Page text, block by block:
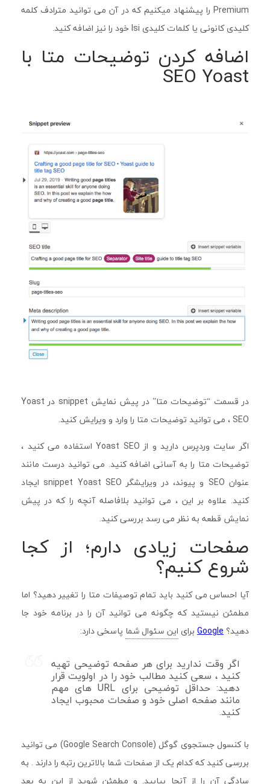
Premium را پیشنهاد میکنیم که در آن می توانید مترادف کلمه
کلیدی کانونی یا کلمات کلیدی lsi خود را نیز اضافه کنید.
اضافه کردن توضیحات متا با
SEO Yoast
در قسمت “توضیحات متا” در پیش نمایش snippet در Yoast
SEO ، می توانید توضیحات متا را وارد و ویرایش کنید.
اگر سایت وردپرس دارید و از Yoast SEO استفاده می کنید ،
توضیحات متا را به آسانی اضافه کنید. می توانید درست مانند
عنوان SEO و پیوند، در ویرایشگر snippet Yoast SEO ایجاد
کنید. علاوه بر این ، می توانید بلافاصله آنچه را که در پیش
نمایش قطعه به نظر می رسد بررسی کنید.
صفحات زیادی دارم؛ از کجا
شروع کنیم؟
آیا احساس می کنید باید تمام توصیفات متا را تغییر دهید؟ اما
مطمئن نیستید که چگونه می توانید آن را در برنامه خود جا
دهید؟ Google برای این سئوال شما پاسخی دارد:
اگر وقت ندارید برای هر صفحه توضیحی تهیه
کنید ، سعی کنید مطالب خود را در اولویت قرار
دهید: حداقل توضیحی برای URL های مهم
مانند صفحه اصلی خود و صفحات محبوب ایجاد
کنید.
با کنسول جستجوی گوگل (Google Search Console) می توانید
بررسی کنید که کدام یک از صفحات شما بالاترین رتبه را دارند . به
سادگیآن را از آنجا بیابید. و مطمئن شوید از این به بعد